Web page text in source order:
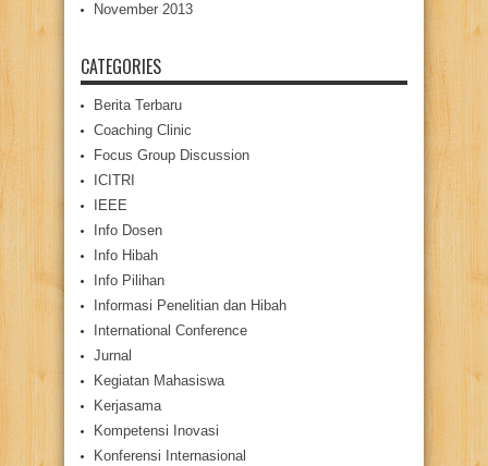
November 2013
CATEGORIES
Berita Terbaru
Coaching Clinic
Focus Group Discussion
ICITRI
IEEE
Info Dosen
Info Hibah
Info Pilihan
Informasi Penelitian dan Hibah
International Conference
Jurnal
Kegiatan Mahasiswa
Kerjasama
Kompetensi Inovasi
Konferensi Internasional